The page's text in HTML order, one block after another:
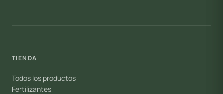
TIENDA
Todos los productos
Fertilizantes